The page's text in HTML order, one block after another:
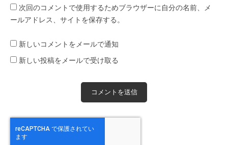
次回のコメントで使用するためブラウザーに自分の名前、メ
ールアドレス、サイトを保存する。
新しいコメントをメールで通知
新しい投稿をメールで受け取る